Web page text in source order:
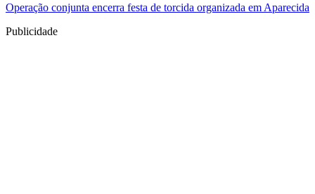
Operação conjunta encerra festa de torcida organizada em Aparecida
Publicidade